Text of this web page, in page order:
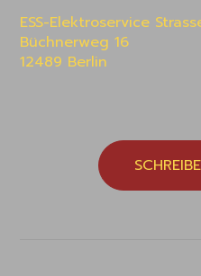
ESS-Elektroservice
Büchnerweg 16
12489 Berlin